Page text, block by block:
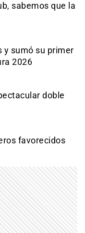
sabemos que la
y sumó su primer
2026
doble
favorecidos